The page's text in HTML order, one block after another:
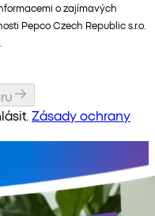
o zajímavých
Pepco Czech Republic s.r.o.
Zásady ochrany